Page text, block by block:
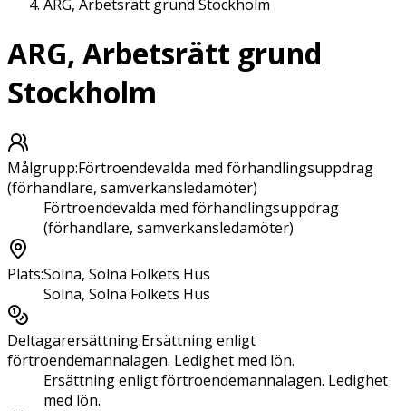
ARG, Arbetsrätt grund Stockholm
ARG, Arbetsrätt grund
Stockholm
Målgrupp:Förtroendevalda med förhandlingsuppdrag
(förhandlare, samverkansledamöter)
Förtroendevalda med förhandlingsuppdrag
(förhandlare, samverkansledamöter)
Plats:Solna, Solna Folkets Hus
Solna, Solna Folkets Hus
Deltagarersättning:Ersättning enligt
förtroendemannalagen. Ledighet med lön.
Ersättning enligt förtroendemannalagen. Ledighet
med lön.